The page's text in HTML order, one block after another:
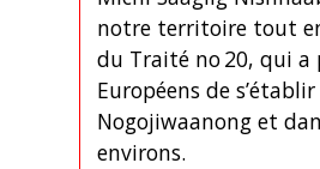
notre territoire tout
du Traité no 20, qui a
Européens de s’établir
Nogojiwaanong et
environs.